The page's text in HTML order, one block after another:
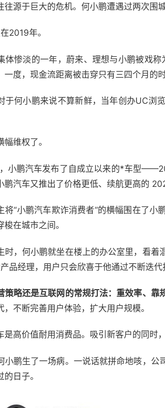
往源于巨大的危机。何小鹏遭遇过两次围城
2019年。
体惨淡的一年，蔚来、理想与小鹏被戏
一度，现金流距离被击穿只有三四个月的
于何小鹏来说不算新鲜，当年创办UC浏
维权了。
小鹏汽车发布了自成立以来的*车型
鹏汽车又推出了价格更低、续航更高的
将“小鹏汽车欺诈消费者”的横幅围在了
在城市之间。
时，何小鹏就坐在楼上的办公室里，看着
品经理，用户只会欣喜于他通过不断迭代
策略还是互联网的常规打法：重效率、靠
，不断完善用户体验，扩大用户规模。
是高价值耐用消费品。吸引新客户的同时
小鹏生了一场病。一说话就拼命地咳，
日子。